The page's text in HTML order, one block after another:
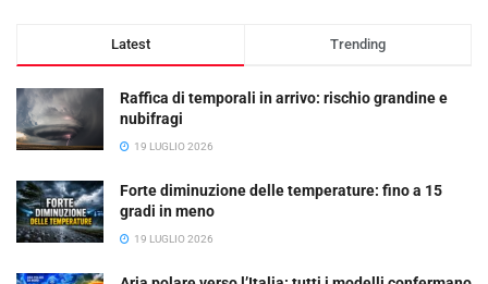
Latest Trending
Raffica di temporali in arrivo: rischio grandine e
nubifragi
19 LUGLIO 2026
Forte diminuzione delle temperature: fino a 15
gradi in meno
19 LUGLIO 2026